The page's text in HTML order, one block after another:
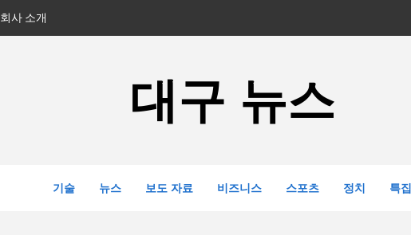
회사 소개
대구 뉴스
기술 뉴스 보도 자료 비즈니스 스포츠 정치 특집